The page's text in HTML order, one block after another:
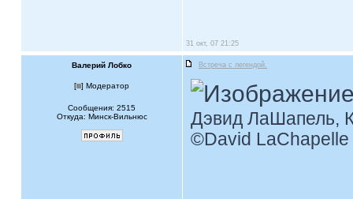
31 окт, 07 21:25
Валерий Лобко Встреча с легендой.
[ ] Модератор
Сообщения: 2515
Откуда: Минск-Вильнюс
Дэвид ЛаШапель,
©David LaChapelle